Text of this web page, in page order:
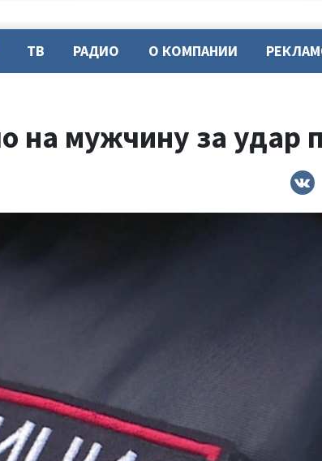
ТВ РАДИО О КОМПАНИИ
на мужчину за удар